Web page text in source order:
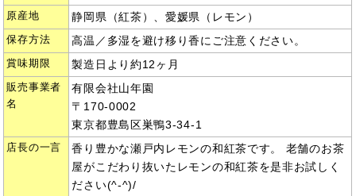
原産地 静岡県（紅茶）、愛媛県（レモン）
保存方法 高温／多湿を避け移り香にご注意ください。
賞味期限 製造日より約12ヶ月
販売事業者
名
有限会社山年園
〒170-0002
東京都豊島区巣鴨3-34-1
店長の一言
香り豊かな瀬戸内レモンの和紅茶です。 老舗のお茶
屋がこだわり抜いたレモンの和紅茶を是非お試しく
ださい(^-^)/